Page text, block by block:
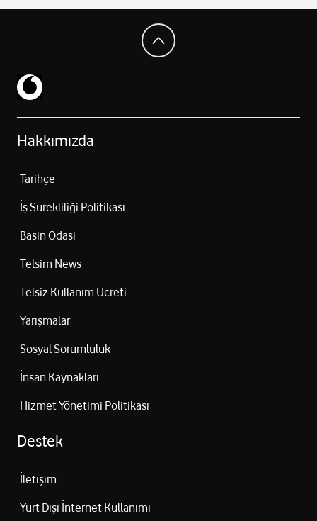
Hakkımızda
Tarihçe
İş Sürekliliği Politikası
Basin Odasi
Telsim News
Telsiz Kullanım Ücreti
Yarışmalar
Sosyal Sorumluluk
İnsan Kaynakları
Hizmet Yönetimi Politikası
Destek
İletişim
Yurt Dışı İnternet Kullanımı